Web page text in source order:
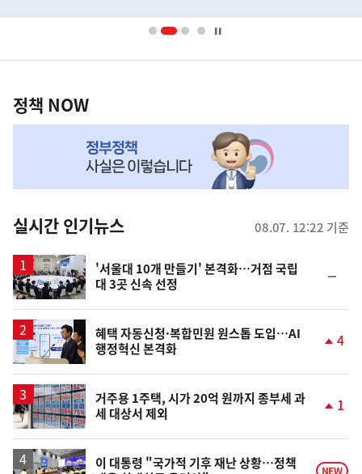
영
책
NOW,
뉴
스
정책 NOW
실시간 인기뉴스 08.07. 12:22 기준
'서울대 10개 만들기' 본격화…거점 국립
대 3곳 신속 선정
일
혜택 자동신청·복합민원 원스톱 도입…AI
행정혁신 본격화
상
4
거주용 1주택, 시가 20억 원까지 종부세 과
세 대상서 제외
상
승
1
이 대통령 "국가적 기후 재난 상황…정책
NEW